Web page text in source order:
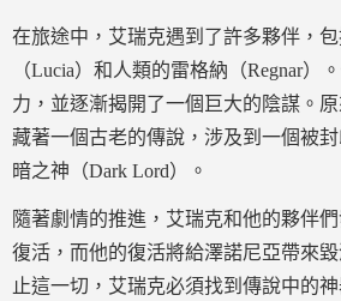
在旅途中，艾瑞克遇到了許多夥伴，
（Lucia）和人類的雷格納（Regnar）
力，並逐漸揭開了一個巨大的陰謀。
藏著一個古老的傳說，涉及到一個被
暗之神（Dark Lord）。
隨著劇情的推進，艾瑞克和他的夥伴
復活，而他的復活將給澤諾尼亞帶來
止這一切，艾瑞克必須找到傳說中的